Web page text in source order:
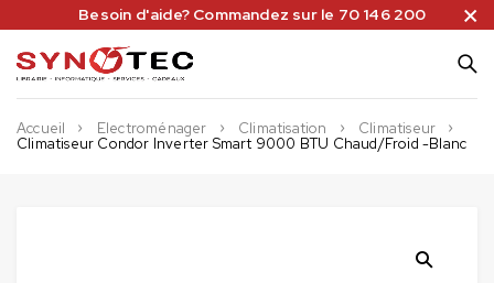
Besoin d'aide? Commandez sur le 70 146 200
Accueil Electroménager Climatisation
Climatiseur
Climatiseur Condor Inverter Smart 9000 BTU Chaud/Froid -Blanc